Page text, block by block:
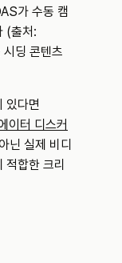
가 수동 캠
딩 콘텐츠
이터 디스커
닌 실제 비디
합한 크리